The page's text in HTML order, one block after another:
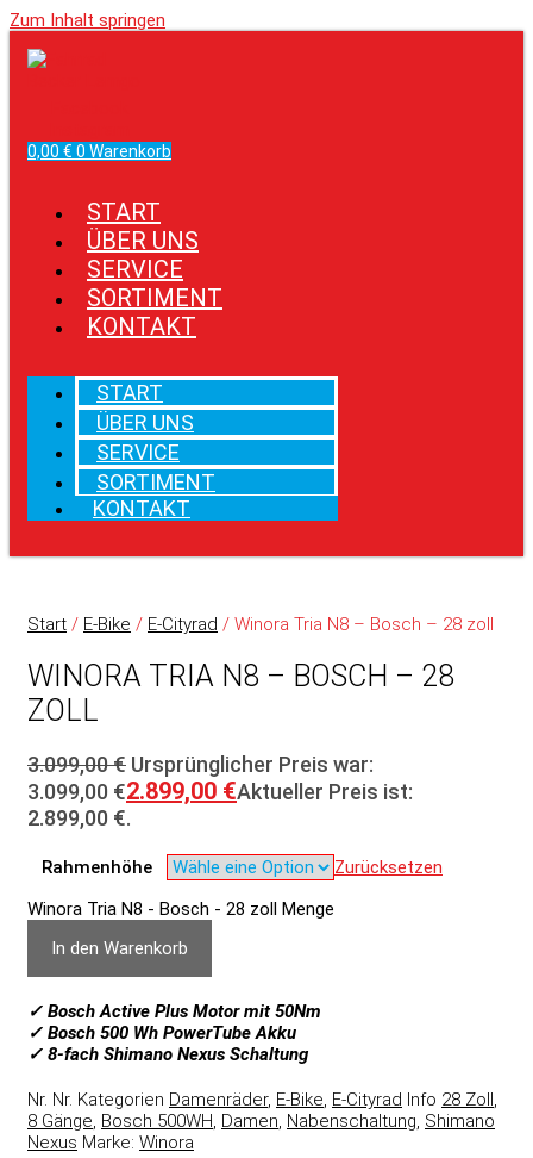
Zum Inhalt springen
0,00 € 0 Warenkorb
START
ÜBER UNS
SERVICE
SORTIMENT
KONTAKT
START
ÜBER UNS
SERVICE
SORTIMENT
KONTAKT
Start / E-Bike / E-Cityrad / Winora Tria N8 – Bosch – 28 zoll
WINORA TRIA N8 – BOSCH – 28
ZOLL
3.099,00€ Ursprünglicher Preis war:
3.099,00 €2.899,00 €Aktueller Preis ist:
2.899,00 €.
Rahmenhöhe
Zurücksetzen
Winora Tria N8 - Bosch - 28 zoll Menge
In den Warenkorb
✓ Bosch Active Plus Motor mit 50Nm
✓ Bosch 500 Wh PowerTube Akku
✓ 8-fach Shimano Nexus Schaltung
Nr. Nr. Kategorien Damenräder, E-Bike, E-Cityrad Info 28 Zoll,
8 Gänge, Bosch 500WH, Damen, Nabenschaltung, Shimano
Nexus Marke: Winora